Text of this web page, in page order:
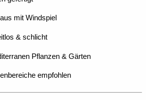
mit Windspiel
& schlicht
Pflanzen & Gärten
empfohlen